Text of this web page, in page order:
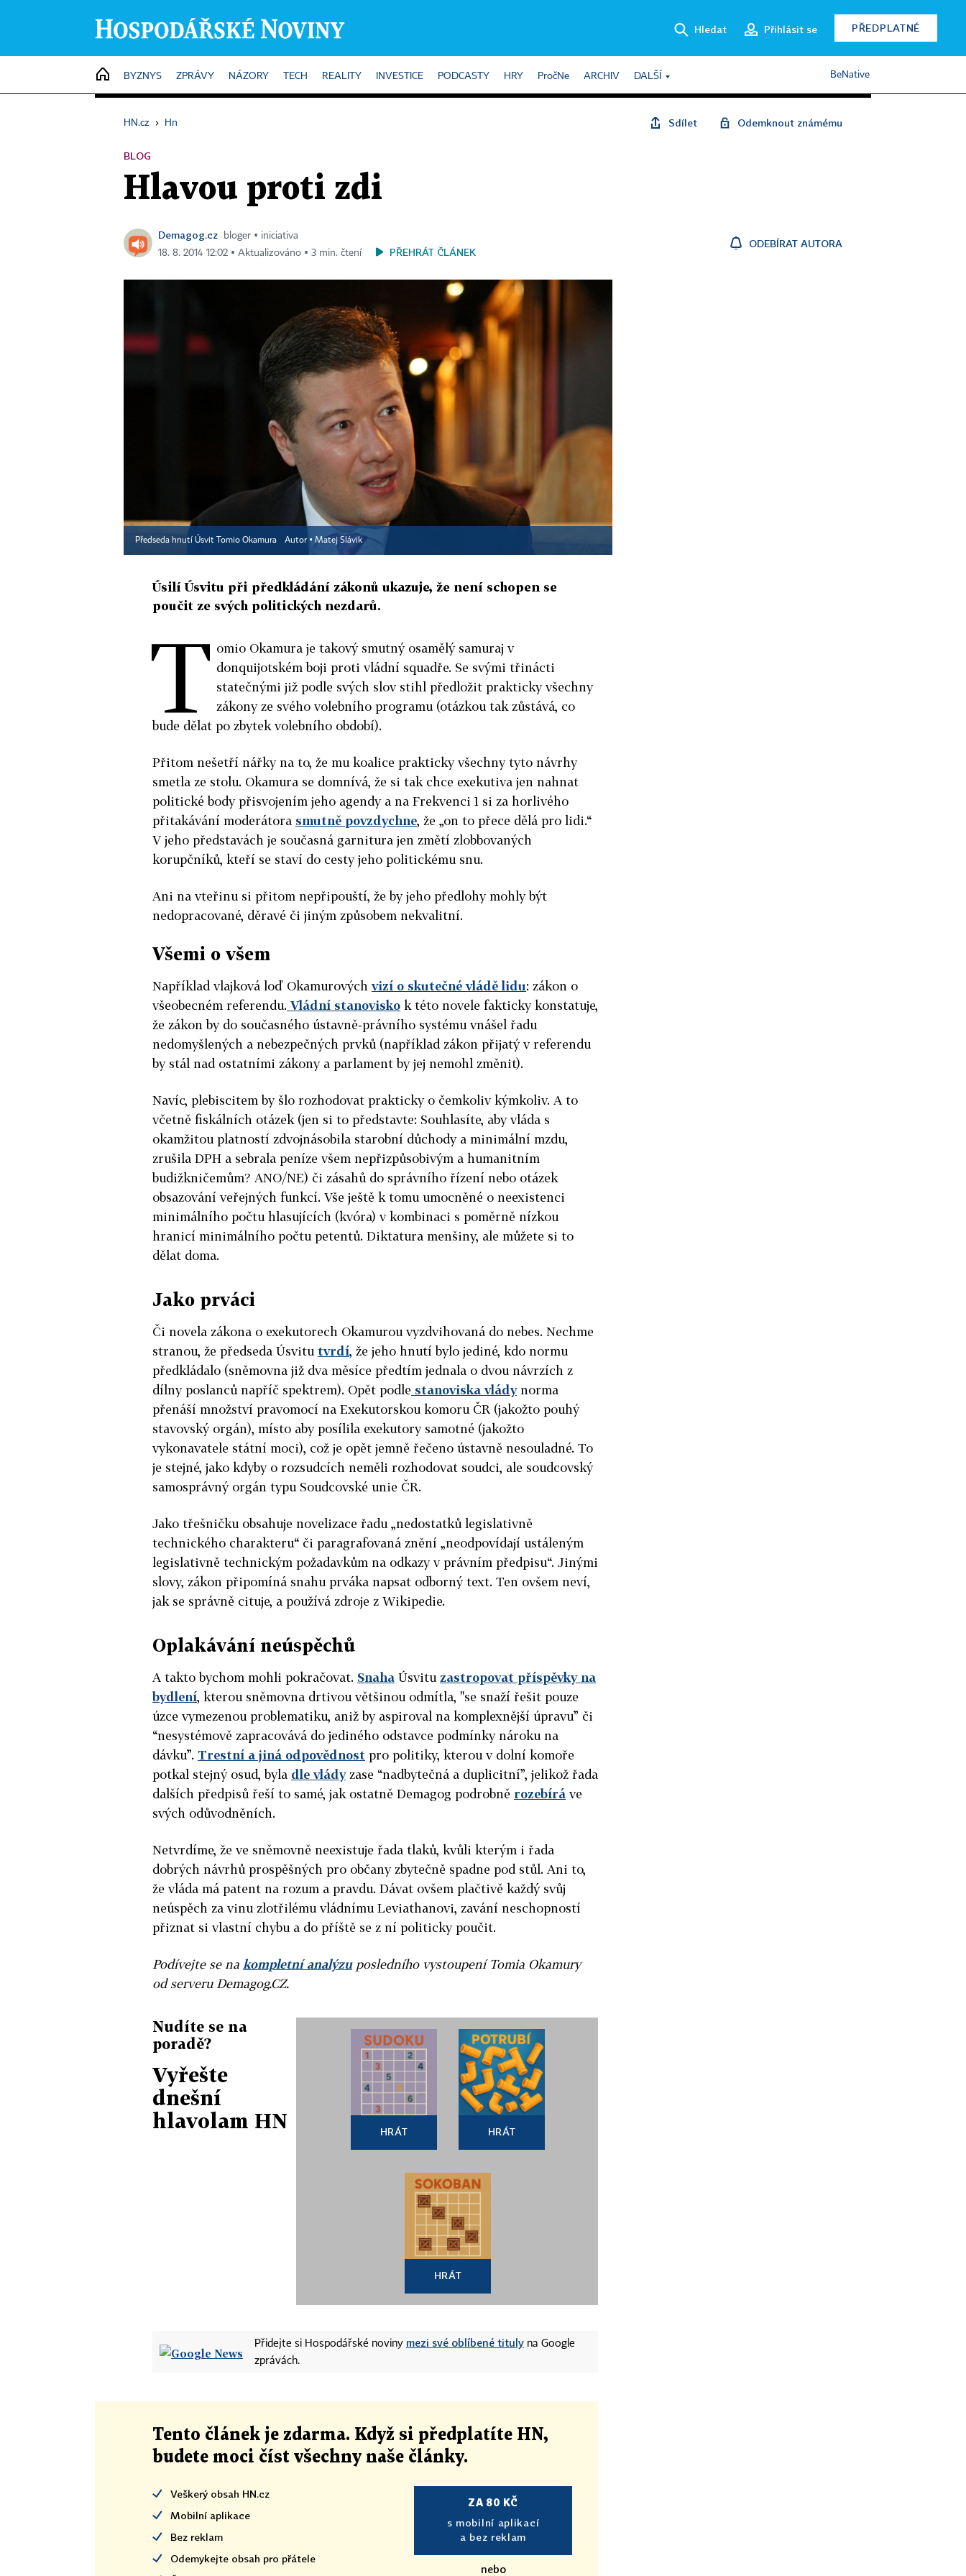
Hledat Přihlásit se PŘEDPLATNÉ
HOME
BYZNYS ZPRÁVY NÁZORY TECH REALITY INVESTICE PODCASTY HRY PročNe ARCHIV DALŠÍ BeNative
HN.cz › Hn Sdílet Odemknout známému
BLOG
Hlavou proti zdi
Demagog.cz
bloger ▪ iniciativa
18. 8. 2014 12:02 ▪ Aktualizováno ▪ 3 min. čtení
PŘEHRÁT ČLÁNEK
ODEBÍRAT AUTORA
Předseda hnutí Úsvit Tomio Okamura Autor ▪ Matej Slávik
Úsilí Úsvitu při předkládání zákonů ukazuje, že není schopen se
poučit ze svých politických nezdarů.
T omio Okamura je takový smutný osamělý samuraj v
donquijotském boji proti vládní squadře. Se svými třinácti
statečnými již podle svých slov stihl předložit prakticky všechny
zákony ze svého volebního programu (otázkou tak zůstává, co
bude dělat po zbytek volebního období).
Přitom nešetří nářky na to, že mu koalice prakticky všechny tyto návrhy
smetla ze stolu. Okamura se domnívá, že si tak chce exekutiva jen nahnat
politické body přisvojením jeho agendy a na Frekvenci 1 si za horlivého
přitakávání moderátora smutně povzdychne, že „on to přece dělá pro lidi.“
V jeho představách je současná garnitura jen změtí zlobbovaných
korupčníků, kteří se staví do cesty jeho politickému snu.
Ani na vteřinu si přitom nepřipouští, že by jeho předlohy mohly být
nedopracované, děravé či jiným způsobem nekvalitní.
Všemi o všem
Například vlajková loď Okamurovýchvizí o skutečné vládě lidu: zákon o
všeobecném referendu. Vládní stanovisko k této novele fakticky konstatuje,
že zákon by do současného ústavně-právního systému vnášel řadu
nedomyšlených a nebezpečných prvků (například zákon přijatý v referendu
by stál nad ostatními zákony a parlament by jej nemohl změnit).
Navíc, plebiscitem by šlo rozhodovat prakticky o čemkoliv kýmkoliv. A to
včetně fiskálních otázek (jen si to představte: Souhlasíte, aby vláda s
okamžitou platností zdvojnásobila starobní důchody a minimální mzdu,
zrušila DPH a sebrala peníze všem nepřizpůsobivým a humanitním
budižkničemům? ANO/NE) či zásahů do správního řízení nebo otázek
obsazování veřejných funkcí. Vše ještě k tomu umocněné o neexistenci
minimálního počtu hlasujících (kvóra) v kombinaci s poměrně nízkou
hranicí minimálního počtu petentů. Diktatura menšiny, ale můžete si to
dělat doma.
Jako prváci
Či novela zákona o exekutorech Okamurou vyzdvihovaná do nebes. Nechme
stranou, že předseda Úsvitu tvrdí, že jeho hnutí bylo jediné, kdo normu
předkládalo (sněmovna již dva měsíce předtím jednala o dvou návrzích z
dílny poslanců napříč spektrem). Opět podle stanoviska vládynorma
přenáší množství pravomocí na Exekutorskou komoru ČR (jakožto pouhý
stavovský orgán), místo aby posílila exekutory samotné (jakožto
vykonavatele státní moci), což je opět jemně řečeno ústavně nesouladné. To
je stejné, jako kdyby o rozsudcích neměli rozhodovat soudci, ale soudcovský
samosprávný orgán typu Soudcovské unie ČR.
Jako třešničku obsahuje novelizace řadu „nedostatků legislativně
technického charakteru“ či paragrafovaná znění „neodpovídají ustáleným
legislativně technickým požadavkům na odkazy v právním předpisu“. Jinými
slovy, zákon připomíná snahu prváka napsat odborný text. Ten ovšem neví,
jak se správně cituje, a používá zdroje z Wikipedie.
Oplakávání neúspěchů
A takto bychom mohli pokračovat. Snaha Úsvitu zastropovat příspěvky na
bydlení, kterou sněmovna drtivou většinou odmítla, "se snaží řešit pouze
úzce vymezenou problematiku, aniž by aspiroval na komplexnější úpravu” či
“nesystémově zapracovává do jediného odstavce podmínky nároku na
dávku”. Trestní a jiná odpovědnost pro politiky, kterou v dolní komoře
potkal stejný osud, byla dle vládyzase “nadbytečná a duplicitní”, jelikož řada
dalších předpisů řeší to samé, jak ostatně Demagog podrobně rozebírá ve
svých odůvodněních.
Netvrdíme, že ve sněmovně neexistuje řada tlaků, kvůli kterým i řada
dobrých návrhů prospěšných pro občany zbytečně spadne pod stůl. Ani to,
že vláda má patent na rozum a pravdu. Dávat ovšem plačtivě každý svůj
neúspěch za vinu zlotřilému vládnímu Leviathanovi, zavání neschopností
přiznat si vlastní chybu a do příště se z ní politicky poučit.
Podívejte se na kompletní analýzuposledního vystoupení Tomia Okamury
od serveru Demagog.CZ.
Nudíte se na
poradě?
Vyřešte
dnešní
hlavolam HN
HRÁT HRÁT
HRÁT
Přidejte si Hospodářské noviny mezi své oblíbené tituly na Google
zprávách.
Tento článek je zdarma. Když si předplatíte HN,
budete moci číst všechny naše články.
Veškerý obsah HN.cz
Mobilní aplikace
Bez reklam
Odemykejte obsah pro přátele
ZA 80 KČ
s mobilní aplikací
a bez reklam
nebo